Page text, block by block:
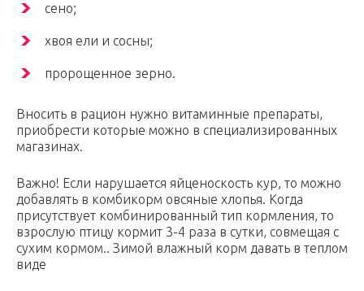
сено;
хвоя ели и сосны;
пророщенное зерно.
Вносить в рацион нужно витаминные препараты,
приобрести которые можно в специализированных
магазинах.
Важно! Если нарушается яйценоскость кур, то можно
добавлять в комбикорм овсяные хлопья. Когда
присутствует комбинированный тип кормления, то
взрослую птицу кормит 3-4 раза в сутки, совмещая с
сухим кормом.. Зимой влажный корм давать в теплом
виде